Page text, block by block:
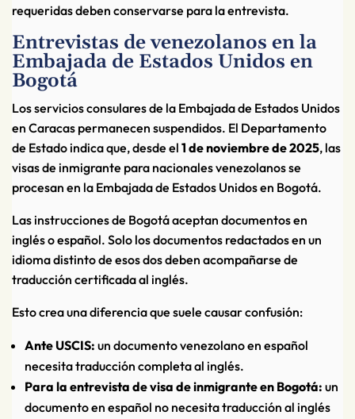
requeridas deben conservarse para la entrevista.
Entrevistas de venezolanos en la
Embajada de Estados Unidos en
Bogotá
Los servicios consulares de la Embajada de Estados Unidos
en Caracas permanecen suspendidos. El Departamento
de Estado indica que, desde el1 de noviembre de 2025, las
visas de inmigrante para nacionales venezolanos se
procesan en la Embajada de Estados Unidos en Bogotá.
Las instrucciones de Bogotá aceptan documentos en
inglés o español. Solo los documentos redactados en un
idioma distinto de esos dos deben acompañarse de
traducción certificada al inglés.
Esto crea una diferencia que suele causar confusión:
Ante USCIS: un documento venezolano en español
necesita traducción completa al inglés.
Para la entrevista de visa de inmigrante en Bogotá: un
documento en español no necesita traducción al inglés